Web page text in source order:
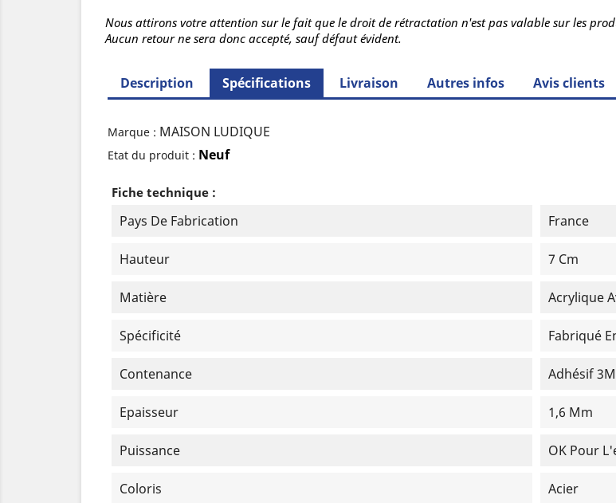
Nous attirons votre attention sur le fait que le droit de rétractation n'est pas valable sur les
Aucun retour ne sera donc accepté, sauf défaut évident.
Description Spécifications Livraison Autres infos Avis clients
Marque : MAISON LUDIQUE
Etat du produit : Neuf
Fiche technique :
Pays De Fabrication France
Hauteur 7 Cm
Matière Acrylique
Spécificité Fabriqué
Contenance Adhésif
Epaisseur 1,6 Mm
Puissance OK Pour
Coloris Acier